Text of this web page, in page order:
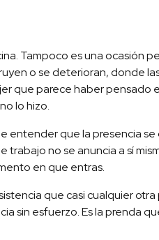
Tampoco es una ocasión
o se deterioran, donde
que parece haber pensado
lo hizo.
entender que la presencia
no se anuncia a sí
en que entras.
que casi cualquier
sin esfuerzo. Es la prenda